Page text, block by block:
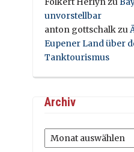
unvorstellbar
anton gottschalkzu
Eupener Land über
Tanktourismus
Archiv
Archiv